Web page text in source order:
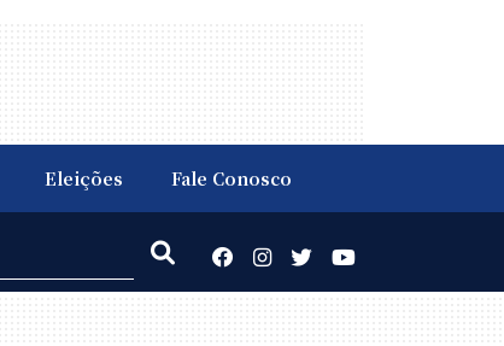
Eleições Fale Conosco